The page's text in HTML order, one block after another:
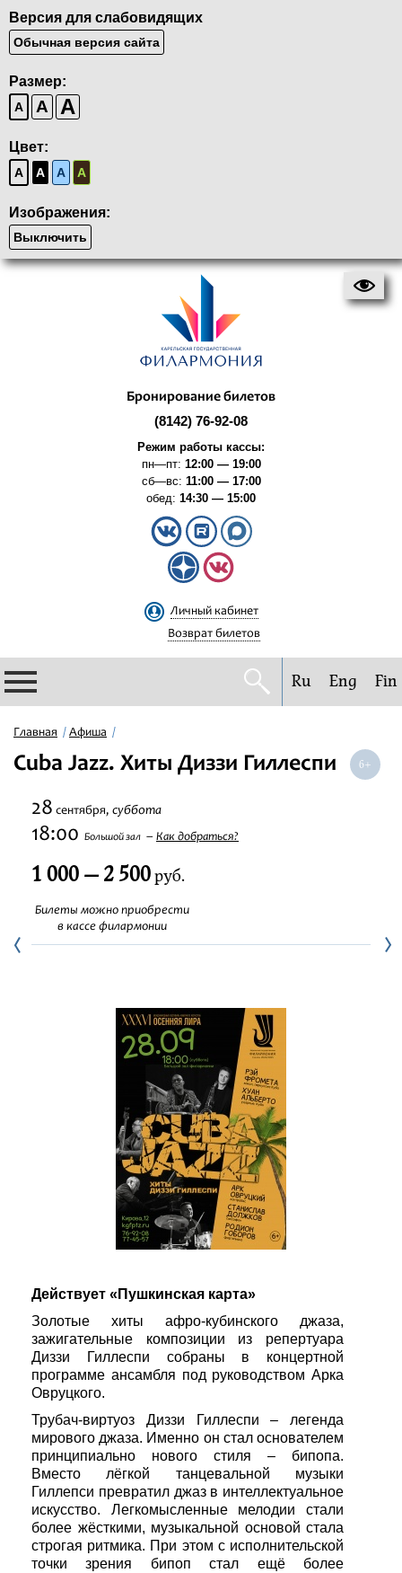
Версия для слабовидящих
Обычная версия сайта
Размер:
A A A
Цвет:
A A A A
Изображения:
Выключить
Бронирование билетов
(8142) 76-92-08
Режим работы кассы:
пн—пт: 12:00 — 19:00
сб—вс: 11:00 — 17:00
обед: 14:30 — 15:00
Личный кабинет
Возврат билетов
Филармония
Фестивали
Абонементы
Новости
Ru Eng Fin
Главная Афиша
Cuba Jazz. Хиты Диззи Гиллеспи
28 сентября, суббота
18:00 Большой зал Как добраться?
1 000 — 2 500руб.
Билеты можно приобрести
в кассе филармонии
Действует «Пушкинская карта»
Золотые хиты афро-кубинского джаза,
зажигательные композиции из репертуара
Диззи Гиллеспи собраны в концертной
программе ансамбля под руководством Арка
Овруцкого.
Трубач-виртуоз Диззи Гиллеспи – легенда
мирового джаза. Именно он стал основателем
принципиально нового стиля – бипопа.
Вместо лёгкой танцевальной музыки
Гиллепси превратил джаз в интеллектуальное
искусство. Легкомысленные мелодии стали
более жёсткими, музыкальной основой стала
строгая ритмика. При этом с исполнительской
точки зрения бипоп стал ещё более